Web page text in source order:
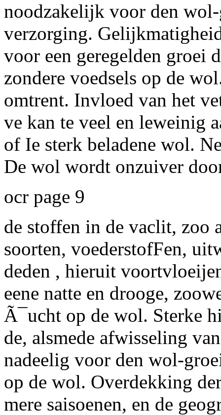
noodzakelijk voor den
verzorging.
voor een geregelden
zondere voedsels op de
omtrent. Invloed van het
ve kan te veel en leweinig
of Ie sterk beladene wol.
De wol wordt onzuiver
ocr page 9
de stoffen in de vaclit, zoo
soorten, voederstofFen,
deden , hieruit
eene natte en drooge,
Ã¯ucht op de wol. Sterke
de, alsmede afwisseling
nadeelig voor den wol-
op de wol. Overdekking
mere saisoenen, en de